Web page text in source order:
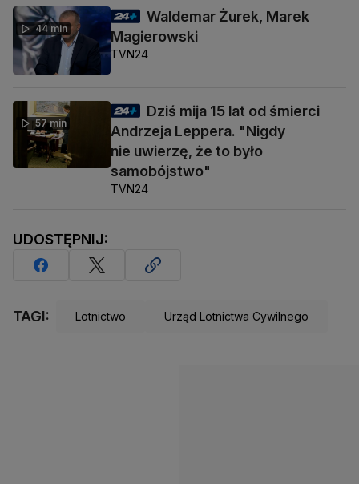
44 min
Waldemar Żurek, Marek
Magierowski
TVN24
57 min
Dziś mija 15 lat od śmierci
Andrzeja Leppera. "Nigdy
nie uwierzę, że to było
samobójstwo"
TVN24
UDOSTĘPNIJ:
TAGI: Lotnictwo Urząd Lotnictwa Cywilnego